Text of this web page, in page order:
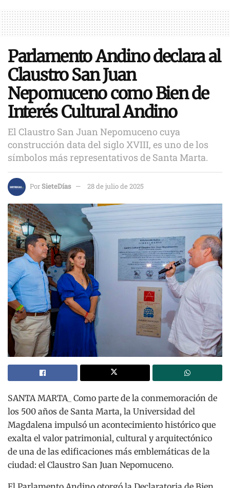
Parlamento Andino declara al
Claustro San Juan
Nepomuceno como Bien de
Interés Cultural Andino
El Claustro San Juan Nepomuceno cuya
construcción data del siglo XVIII, es uno de los
símbolos más representativos de Santa Marta.
PorSieteDías 28 de julio de 2025
SANTA MARTA_ Como parte de la conmemoración de
los 500 años de Santa Marta, la Universidad del
Magdalena impulsó un acontecimiento histórico que
exalta el valor patrimonial, cultural y arquitectónico
de una de las edificaciones más emblemáticas de la
ciudad: el Claustro San Juan Nepomuceno.